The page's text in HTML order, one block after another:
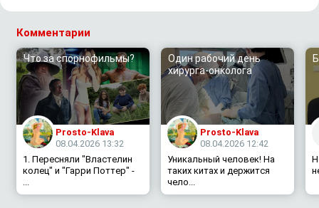
Комментарии
Что за спорнофильмы?
Prosto-Klava
08.04.2026 13:32
1. Пересняли "Властелин
колец" и "Гарри Поттер" -
...
Один рабочий день
хирурга-онколога
Prosto-Klava
08.04.2026 12:42
Уникальный человек! На
таких китах и держится
чело...